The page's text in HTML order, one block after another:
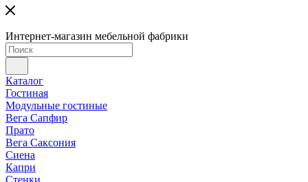
Интернет-магазин мебельной фабрики
Каталог
Гостиная
Модульные гостиные
Вега Сапфир
Прато
Вега Саксония
Сиена
Капри
Стенки